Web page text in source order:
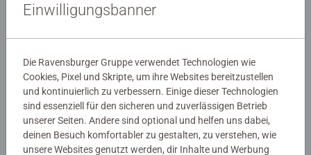
Noch keine Bewertungen
abgegeben
Einwilligungsbanner
Die Ravensburger Gruppe verwendet Technologien wie
Cookies, Pixel und Skripte, um ihre Websites bereitzustellen
und kontinuierlich zu verbessern. Einige dieser Technologien
sind essenziell für den sicheren und zuverlässigen Betrieb
unserer Seiten. Andere sind optional und helfen uns dabei,
deinen Besuch komfortabler zu gestalten, zu verstehen, wie
unsere Websites genutzt werden, dir Inhalte und Werbung